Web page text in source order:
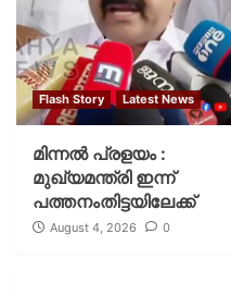
Flash Story Latest News
മിന്നല്‍ പ്രളയം :
മുഖ്യമന്ത്രി ഇന്ന്
പത്തനംതിട്ടയിലേക്ക്
August 4, 2026 0